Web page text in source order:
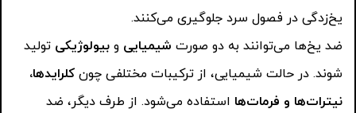
یخ‌زدگی در فصول سرد جلوگیری می‌کنند.
ضد یخ‌ها می‌توانند به دو صورت شیمیایی و بیولوژیکی تولید
شوند. در حالت شیمیایی، از ترکیبات مختلفی چون کلرایدها،
نیترات‌ها و فرمات‌ها استفاده می‌شود. از طرف دیگر، ضد